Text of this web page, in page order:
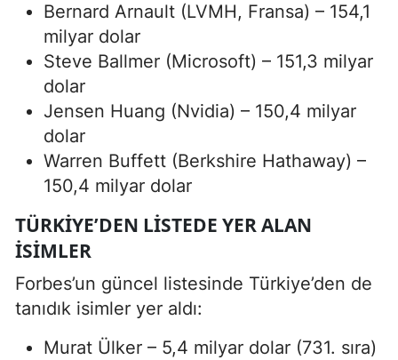
Bernard Arnault (LVMH, Fransa) – 154,1
milyar dolar
Steve Ballmer (Microsoft) – 151,3 milyar
dolar
Jensen Huang (Nvidia) – 150,4 milyar
dolar
Warren Buffett (Berkshire Hathaway) –
150,4 milyar dolar
TÜRKIYE’DEN LISTEDE YER ALAN
İSIMLER
Forbes’un güncel listesinde Türkiye’den de
tanıdık isimler yer aldı:
Murat Ülker – 5,4 milyar dolar (731. sıra)